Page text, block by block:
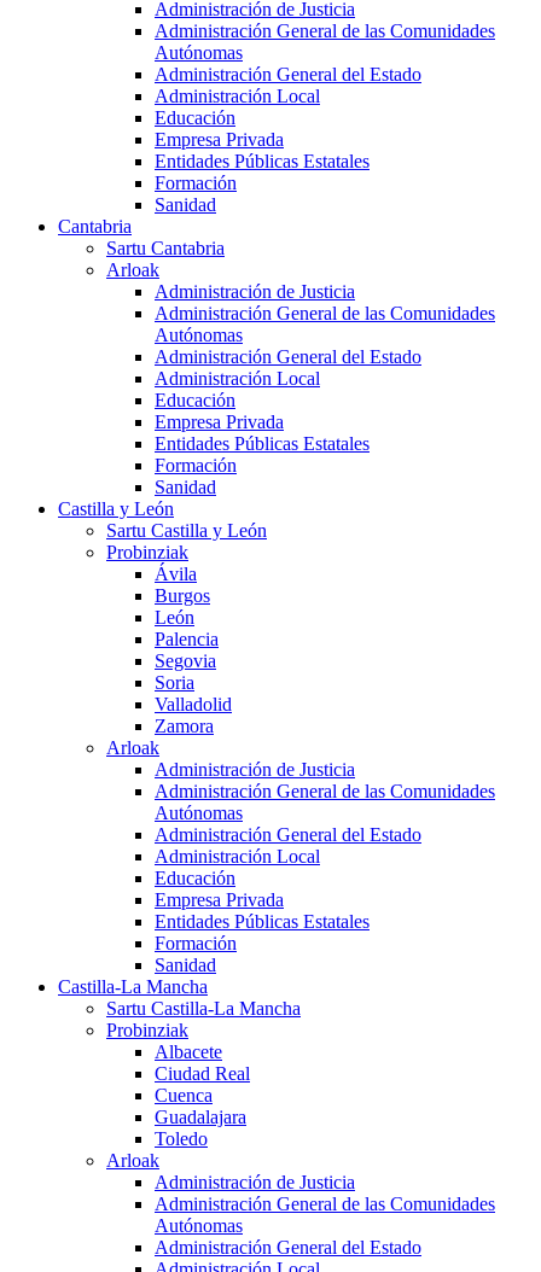
Administración de Justicia
Administración General de las Comunidades
Autónomas
Administración General del Estado
Administración Local
Educación
Empresa Privada
Entidades Públicas Estatales
Formación
Sanidad
Cantabria
Sartu Cantabria
Arloak
Administración de Justicia
Administración General de las Comunidades
Autónomas
Administración General del Estado
Administración Local
Educación
Empresa Privada
Entidades Públicas Estatales
Formación
Sanidad
Castilla y León
Sartu Castilla y León
Probinziak
Ávila
Burgos
León
Palencia
Segovia
Soria
Valladolid
Zamora
Arloak
Administración de Justicia
Administración General de las Comunidades
Autónomas
Administración General del Estado
Administración Local
Educación
Empresa Privada
Entidades Públicas Estatales
Formación
Sanidad
Castilla-La Mancha
Sartu Castilla-La Mancha
Probinziak
Albacete
Ciudad Real
Cuenca
Guadalajara
Toledo
Arloak
Administración de Justicia
Administración General de las Comunidades
Autónomas
Administración General del Estado